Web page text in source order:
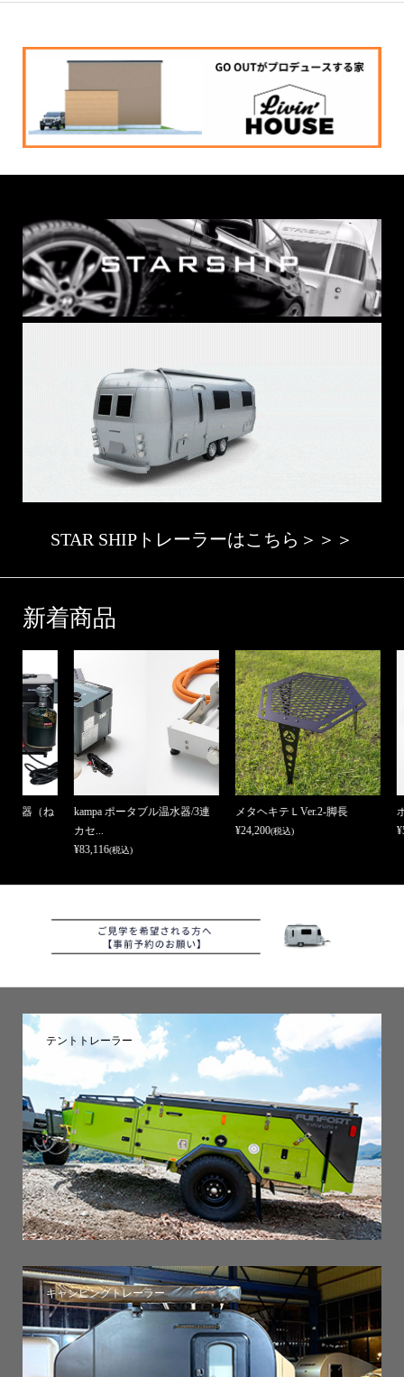
STAR SHIPトレーラーはこちら＞＞＞
新着商品
kampa ポータブル温水器/3連
(税込)
メタヘキテＬVer.2-脚長
(税込)
ポータブル
(税込)
テントトレーラー
キャンピングトレーラー